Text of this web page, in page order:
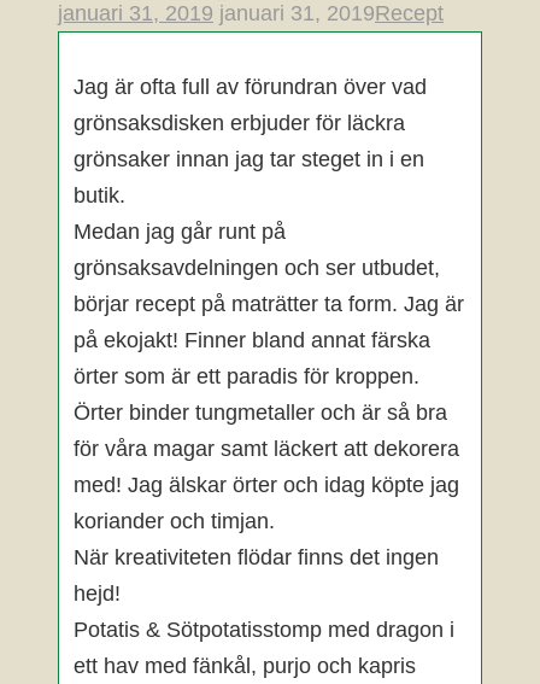
januari 31, 2019 januari 31, 2019Recept
Jag är ofta full av förundran över vad
grönsaksdisken erbjuder för läckra
grönsaker innan jag tar steget in i en
butik.
Medan jag går runt på
grönsaksavdelningen och ser utbudet,
börjar recept på maträtter ta form. Jag är
på ekojakt! Finner bland annat färska
örter som är ett paradis för kroppen.
Örter binder tungmetaller och är så bra
för våra magar samt läckert att dekorera
med! Jag älskar örter och idag köpte jag
koriander och timjan.
När kreativiteten flödar finns det ingen
hejd!
Potatis & Sötpotatisstomp med dragon i
ett hav med fänkål, purjo och kapris